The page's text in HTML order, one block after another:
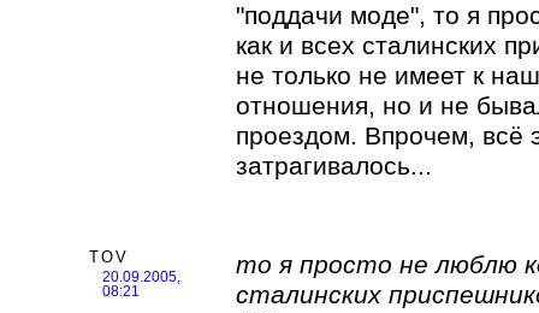
"поддачи моде", то я
как и всех сталинских
не только не имеет к
отношения, но и не
проездом. Впрочем, всё
затрагивалось...
TOV
20.09.2005,
08:21
то я просто не люблю
сталинских